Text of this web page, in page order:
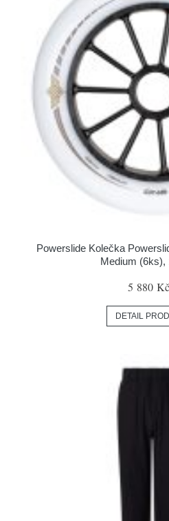
Powerslide Kolečka
Medium (6ks),
5 880 Kč
DETAIL